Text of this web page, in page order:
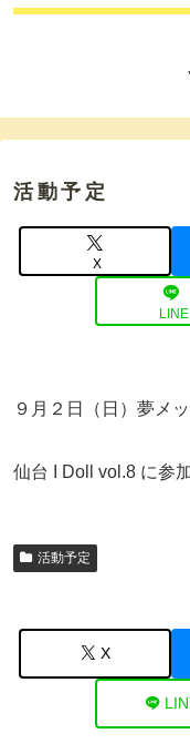
活動予定
X
LINE
９月２日（日）夢メ
仙台 I Doll vol.8 に参
活動予定
X